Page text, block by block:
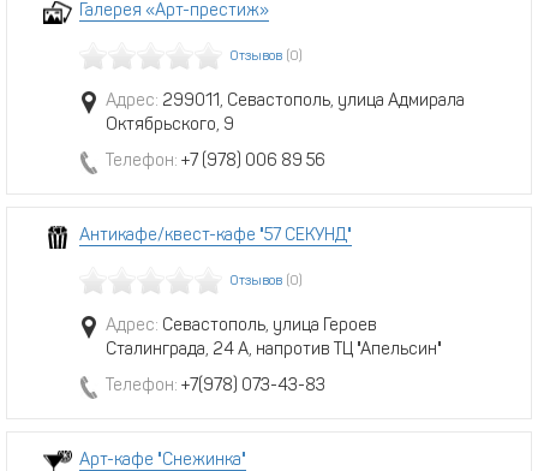
Галерея «Арт-престиж»
Отзывов (0)
Адрес: 299011, Севастополь, улица Адмирала
Октябрьского, 9
Телефон: +7 (978) 006 89 56
Антикафе/квест-кафе "57 СЕКУНД"
Отзывов (0)
Адрес: Севастополь, улица Героев
Сталинграда, 24 А, напротив ТЦ "Апельсин"
Телефон: +7(978) 073-43-83
Арт-кафе "Снежинка"